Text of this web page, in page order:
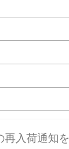
再入荷通知を